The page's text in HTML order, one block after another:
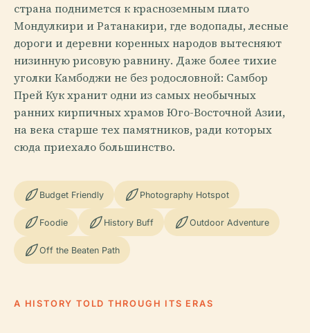
страна поднимется к красноземным плато
Мондулкири и Ратанакири, где водопады, лесные
дороги и деревни коренных народов вытесняют
низинную рисовую равнину. Даже более тихие
уголки Камбоджи не без родословной: Самбор
Прей Кук хранит одни из самых необычных
ранних кирпичных храмов Юго-Восточной Азии,
на века старше тех памятников, ради которых
сюда приехало большинство.
Budget Friendly Photography Hotspot
Foodie History Buff Outdoor Adventure
Off the Beaten Path
A HISTORY TOLD THROUGH ITS ERAS